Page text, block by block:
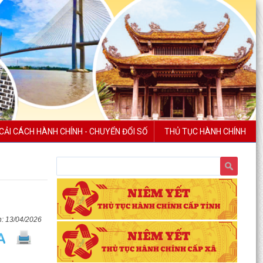
CÁCH HÀNH CHÍNH - CHUYỂN ĐỔI SỐ THỦ TỤC HÀNH CHÍNH
13/04/2026